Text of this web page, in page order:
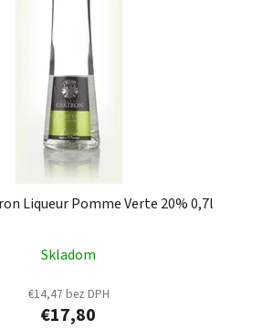
Liqueur Pomme Verte 20% 0,7l
Skladom
€14,47 bez DPH
€17,80